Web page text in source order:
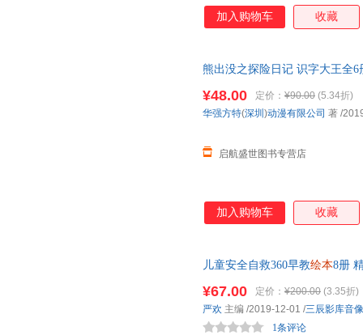
加入购物车 收藏
熊出没之探险日记 识字大王全
¥48.00 定价： ¥90.00 (5.34折)
启航盛世图书专营店
华强方特(深圳 )动漫有限公司 著 /
加入购物车 收藏
儿童安全自救360早教绘本8册
¥67.00 定价： ¥200.00 (3.35折)
1条评论
严欢 主编 /2019-12-01 /三辰影库音